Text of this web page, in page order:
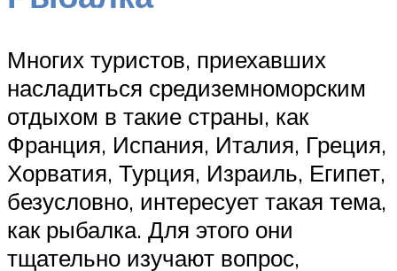
Многих туристов, приехавших
насладиться средиземноморским
отдыхом в такие страны, как
Франция, Испания, Италия, Греция,
Хорватия, Турция, Израиль, Египет,
безусловно, интересует такая тема,
как рыбалка. Для этого они
тщательно изучают вопрос,